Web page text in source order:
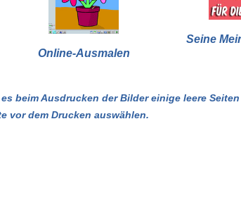
Online-Ausmalen
Seine
beim Ausdrucken der Bilder einige leere
vor dem Drucken auswählen.